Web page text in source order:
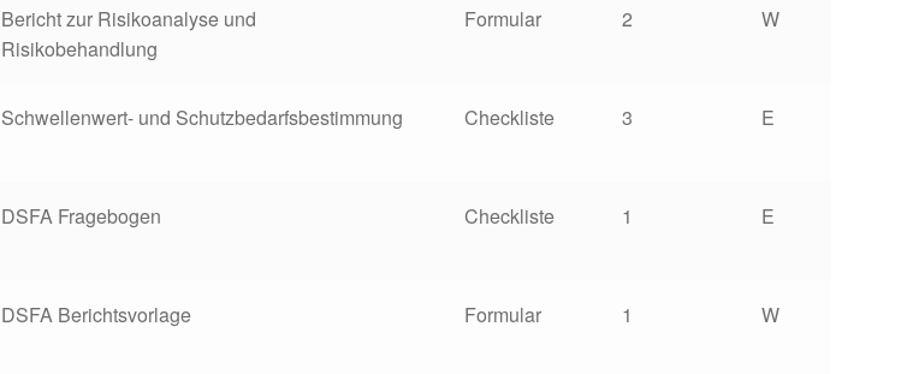
Bericht zur Risikoanalyse und
Risikobehandlung
Formular 2 W
Schwellenwert- und Schutzbedarfsbestimmung Checkliste 3 E
DSFA Fragebogen Checkliste 1 E
DSFA Berichtsvorlage Formular 1 W